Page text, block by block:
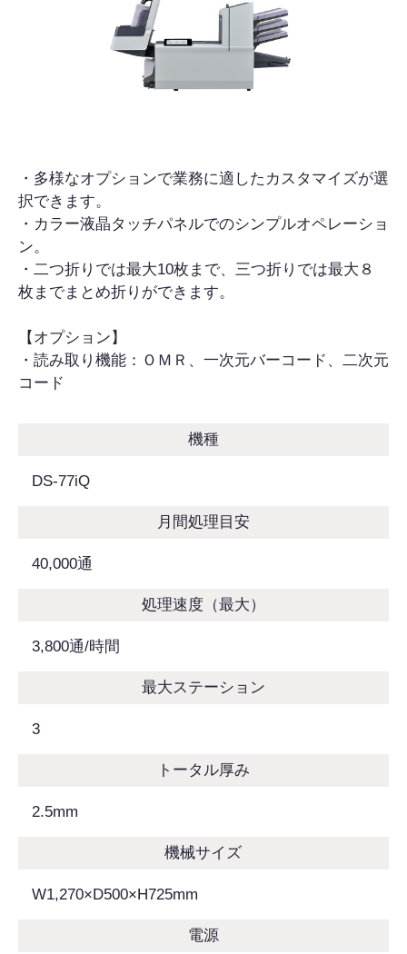
・多様なオプションで業務に適したカスタマイズが選
択できます。
・カラー液晶タッチパネルでのシンプルオペレーショ
ン。
・二つ折りでは最大10枚まで、三つ折りでは最大８
枚までまとめ折りができます。
【オプション】
・読み取り機能：ＯＭＲ、一次元バーコード、二次元
コード
機種
DS-77iQ
月間処理目安
40,000通
処理速度（最大）
3,800通/時間
最大ステーション
3
トータル厚み
2.5mm
機械サイズ
W1,270×D500×H725mm
電源